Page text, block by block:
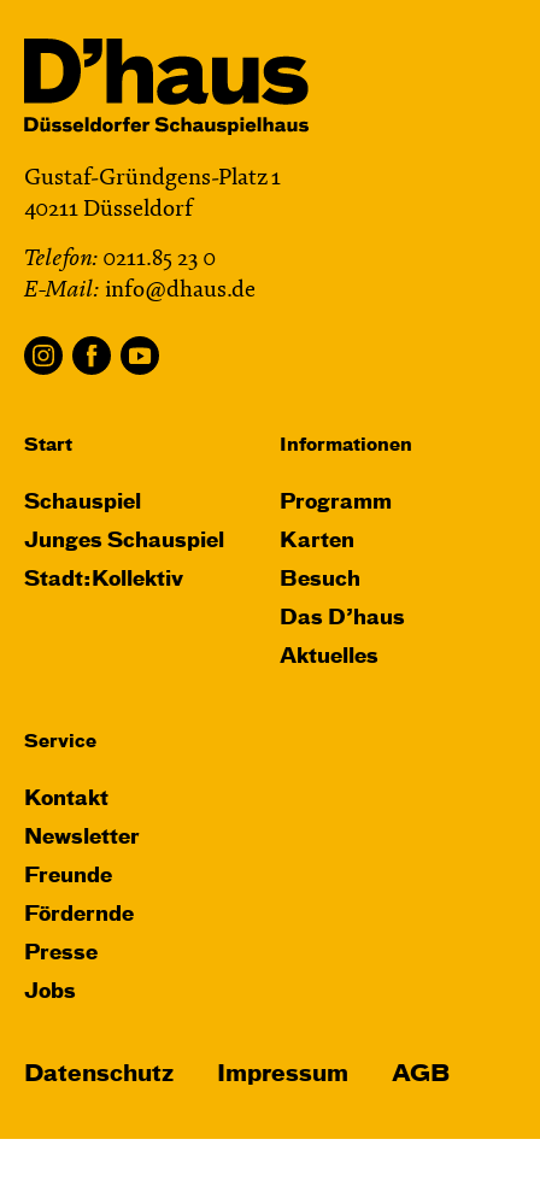
Gustaf-Gründgens-Platz 1
40211 Düsseldorf
Telefon: 0211.85 23 0
E-Mail: info@dhaus.de
Start
Schauspiel
Junges Schauspiel
Stadt:Kollektiv
Informationen
Programm
Karten
Besuch
Das D’haus
Aktuelles
Service
Kontakt
Newsletter
Freunde
Fördernde
Presse
Jobs
Datenschutz Impressum AGB